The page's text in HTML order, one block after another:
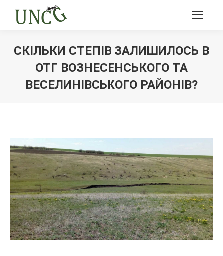
СКІЛЬКИ СТЕПІВ ЗАЛИШИЛОСЬ В
ОТГ ВОЗНЕСЕНСЬКОГО ТА
ВЕСЕЛИНІВСЬКОГО РАЙОНІВ?